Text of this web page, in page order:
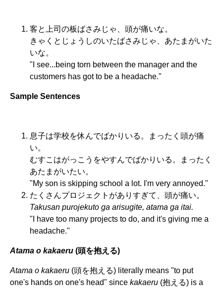
客と上司の板ばさみじゃ、頭が痛いな。
きゃくとじょうしのいたばさみじゃ、あたまがいた
いな。
"I see...being torn between the manager and the
customers has got to be a headache."
Sample Sentences
息子は学校を休んでばかりいる。まったく頭が痛
い。
むすこはがっこうをやすんでばかりいる。まったく
あたまがいたい。
"My son is skipping school a lot. I'm very annoyed."
たくさんプロジェクトがありすぎて、頭が痛い。
Takusan purojekuto ga arisugite, atama ga itai.
"I have too many projects to do, and it's giving me a
headache."
Atama o kakaeru (頭を抱える)
Atama o kakaeru (頭を抱える) literally means "to put
one's hands on one's head" since kakaeru (抱える) is a